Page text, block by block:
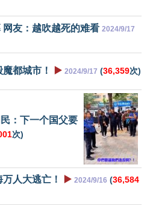
友：越吹越死的难看 2024/9/17
都城市！ ▶️ 2024/9/17 (36,359次)
：下一个国父要
次)
人大逃亡！ ▶️ 2024/9/16 (36,584